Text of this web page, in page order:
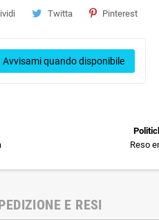
Twitta Pinterest
Avvisami quando disponibile
Reso
E RESI